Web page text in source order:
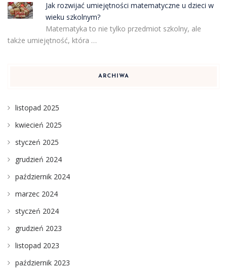
Jak rozwijać umiejętności matematyczne u dzieci w
wieku szkolnym?
Matematyka to nie tylko przedmiot szkolny, ale
także umiejętność, która …
ARCHIWA
listopad 2025
kwiecień 2025
styczeń 2025
grudzień 2024
październik 2024
marzec 2024
styczeń 2024
grudzień 2023
listopad 2023
październik 2023